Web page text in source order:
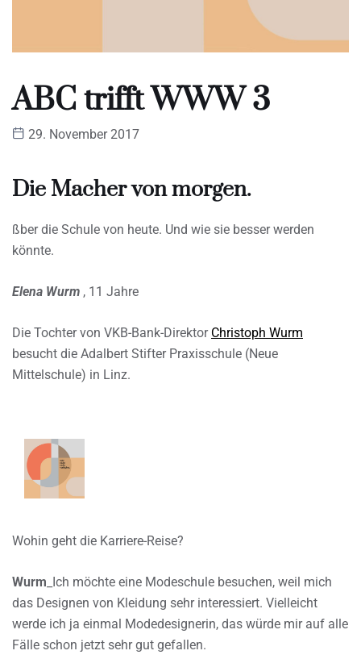
ABC trifft WWW 3
29. November 2017
Die Macher von morgen.
ßber die Schule von heute. Und wie sie besser werden
könnte.
Elena Wurm , 11 Jahre
Die Tochter von VKB-Bank-Direktor Christoph Wurm
besucht die Adalbert Stifter Praxisschule (Neue
Mittelschule) in Linz.
Wohin geht die Karriere-Reise?
Wurm _Ich möchte eine Modeschule besuchen, weil mich
das Designen von Kleidung sehr interessiert. Vielleicht
werde ich ja einmal Modedesignerin, das würde mir auf alle
Fälle schon jetzt sehr gut gefallen.